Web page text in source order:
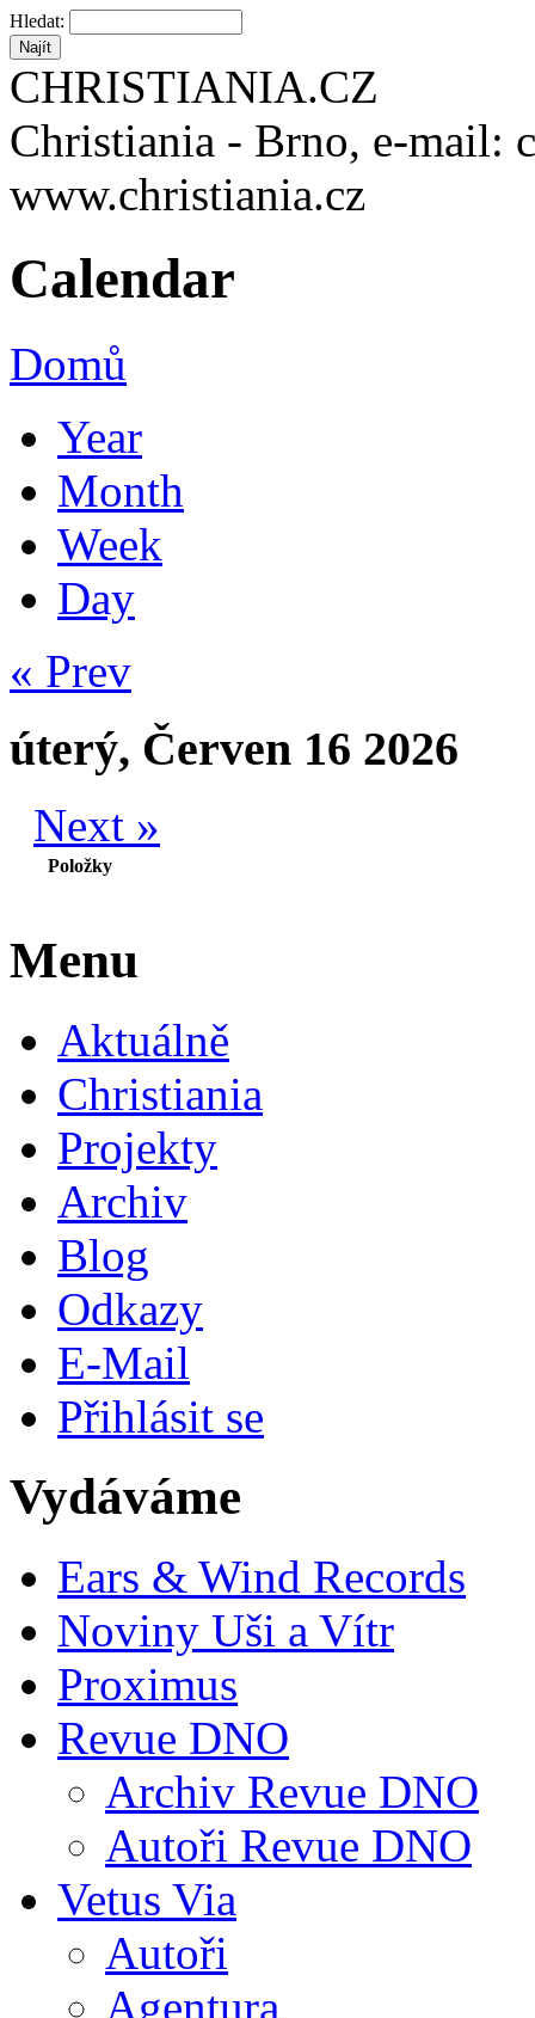
Hledat:
CHRISTIANIA.CZ
Christiania - Brno, e-mail:
www.christiania.cz
Calendar
Domů
Year
Month
Week
Day
« Prev
úterý, Červen 16 2026
Next »
Položky
Menu
Aktuálně
Christiania
Projekty
Archiv
Blog
Odkazy
E-Mail
Přihlásit se
Vydáváme
Ears & Wind Records
Noviny Uši a Vítr
Proximus
Revue DNO
Archiv Revue DNO
Autoři Revue DNO
Vetus Via
Autoři
Agentura